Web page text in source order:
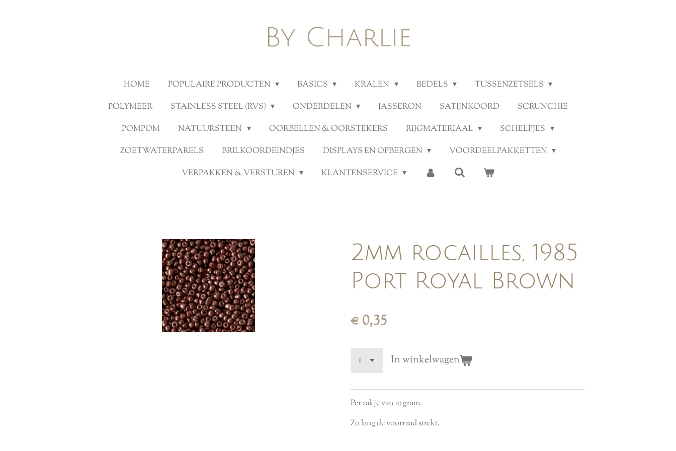
By Charlie
HOME POPULAIRE PRODUCTEN BASICS KRALEN BEDELS
TUSSENZETSELS
POLYMEER
STAINLESS STEEL (RVS) ONDERDELEN JASSERON SATIJNKOORD
SCRUNCHIE
POMPOM
NATUURSTEEN OORBELLEN & OORSTEKERS RIJGMATERIAAL
SCHELPJES
ZOETWATERPARELS
BRILKOORDEINDJES DISPLAYS EN OPBERGEN
VOORDEELPAKKETTEN
VERPAKKEN & VERSTUREN
KLANTENSERVICE
2mm rocailles, 1985
Port Royal Brown
€ 0,35
In winkelwagen
Per zakje van 10 gram.
Zo lang de voorraad strekt.